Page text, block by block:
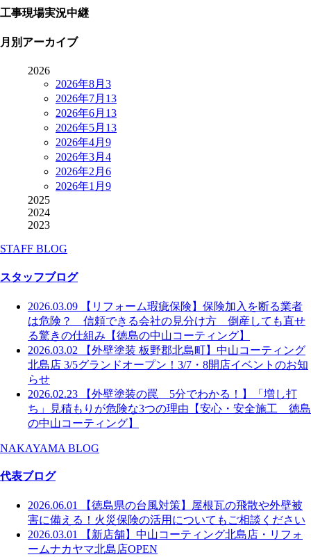
工事現場実況中継
月別アーカイブ
2026
2026年8月 3
2026年7月 13
2026年6月 13
2026年5月 13
2026年4月 9
2026年3月 4
2026年2月 6
2026年1月 9
2025
2024
2023
STAFF BLOG
スタッフブログ
2026.03.09
【リフォーム瑕疵保険】保険加入を断る業者
は危険？ 信頼できる会社の見分け方 倒産しても直せ
る驚きの仕組み【徳島の中山コーティング】
2026.03.02
【外壁塗装 板野郡北島町】中山コーティング
北島店 3/5グランドオープン！3/7・8開店イベントのお知
らせ
2026.02.23
【外壁塗装の罠 5分でわかる！】「増し打
ち」見積もりが危険な3つの理由【安心・安全施工 徳島
の中山コーティング】
NAKAYAMA BLOG
代表ブログ
2026.06.01
【徳島県の台風対策】屋根瓦の飛散や外壁被
害に備える！火災保険の活用についてもご相談ください
2026.03.01
【新店舗】中山コーティング北島店・リフォ
ームナカヤマ北島店OPEN